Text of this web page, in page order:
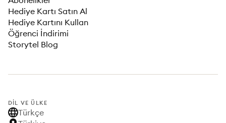
Hediye Kartı Satın Al
Hediye Kartını Kullan
Öğrenci İndirimi
Storytel Blog
DIL VE ÜLKE
Türkçe